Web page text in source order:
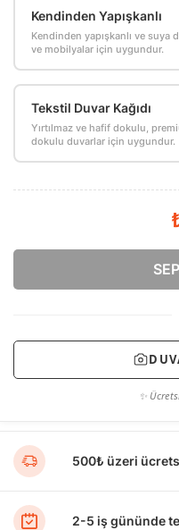
Kendinden Yapışkanlı
Kendinden yapışkanlı ve suya
ve mobilyalar için uygundur.
Tekstil Duvar Kağıdı
Yırtılmaz ve hafif dokulu,
dokulu duvarlar için uygundur.
✨
500₺ üzeri
2-5 iş gününde